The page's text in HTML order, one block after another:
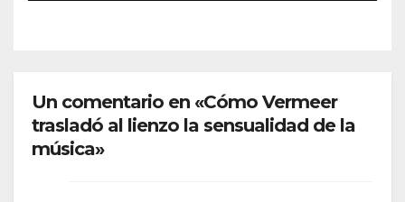
Un comentario en «Cómo Vermeer
trasladó al lienzo la sensualidad de la
música»